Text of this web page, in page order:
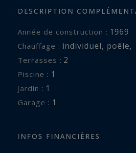
DESCRIPTION
Année de construction : 1969
Chauffage : individuel, poêle,
terrasses : 2
piscine : 1
jardin : 1
garage : 1
INFOS FINANCIÈRES